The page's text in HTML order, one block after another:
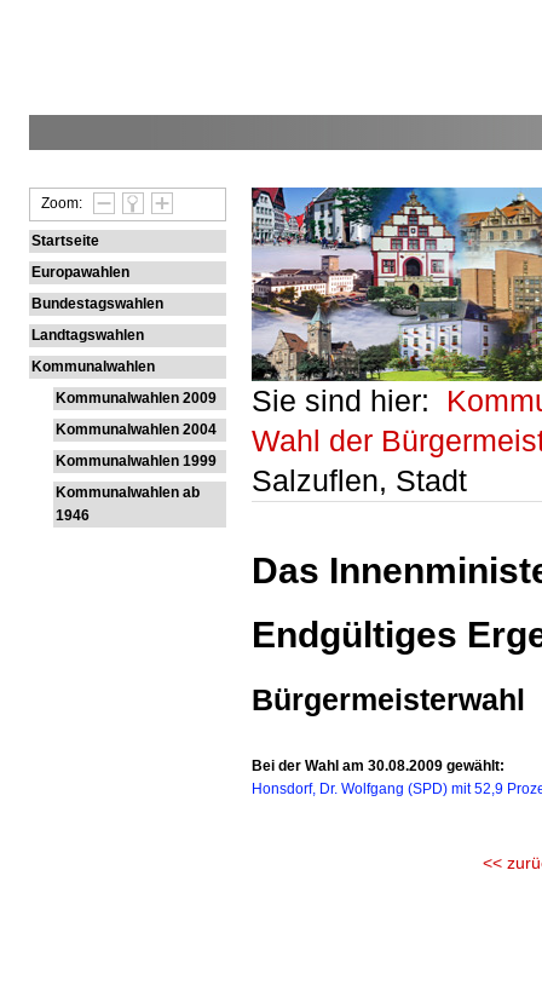
Zoom:
Startseite
Europawahlen
Bundestagswahlen
Landtagswahlen
Kommunalwahlen
Kommunalwahlen 2009
Kommunalwahlen 2004
Kommunalwahlen 1999
Kommunalwahlen ab
1946
Sie sind hier:
Wahl der
Salzuflen, Stadt
Das
Endgültiges
Bürgermeisterwahl
Bei der Wahl am 30.08.2009 gewählt:
Honsdorf, Dr. Wolfgang (SPD) mit 52,9
<<